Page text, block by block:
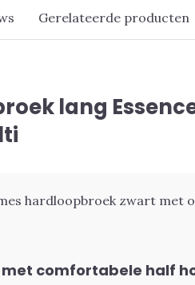
Gerelateerde producten
lang
hardloopbroek zwart met
comfortabele half